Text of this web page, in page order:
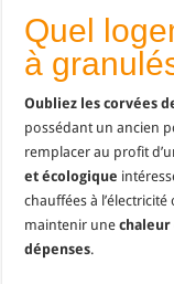
Quel
à
Oubliez les corvées
possédant un ancien
remplacer au profit
et écologique
chauffées à
maintenir unechaleur
dépenses.